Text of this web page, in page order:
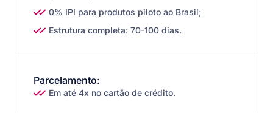
0% IPI para produtos piloto ao Brasil;
Estrutura completa: 70-100 dias.
Parcelamento:
Em até 4x no cartão de crédito.